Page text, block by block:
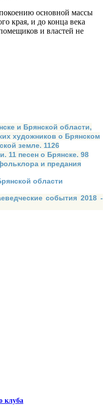
основной массы
края, и до конца века
и властей не
и Брянской области,
художников о Брянском
земле. 1126
11 песен о Брянске. 98
и предания
области
события 2018 -
клуба